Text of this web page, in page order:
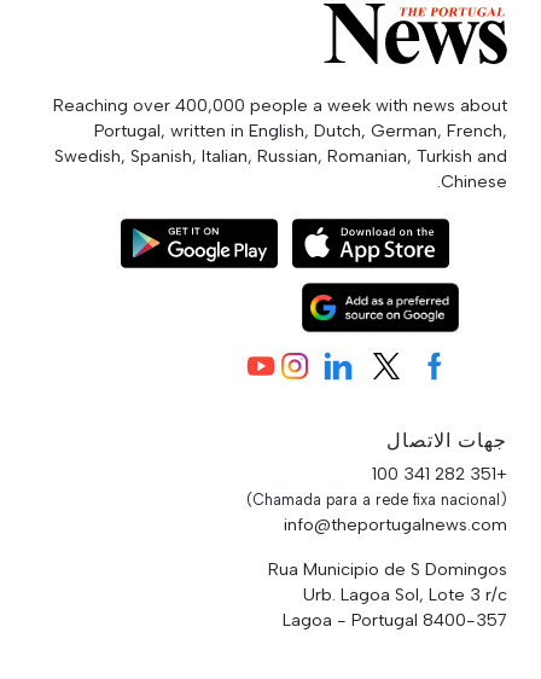
Reaching over 400,000 people a week with news about
Portugal, written in English, Dutch, German, French,
Swedish, Spanish, Italian, Russian, Romanian, Turkish and
Chinese.
جهات الاتصال
+351 282 341 100
(Chamada para a rede fixa nacional)
info@theportugalnews.com
Rua Municipio de S Domingos
Urb. Lagoa Sol, Lote 3 r/c
8400-357 Lagoa - Portugal